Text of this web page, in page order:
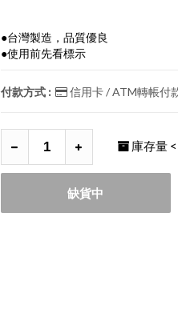
●台灣製造，品質優良
●使用前先看標示
付款方式 : 信用卡 / ATM轉帳付
庫存量
缺貨中